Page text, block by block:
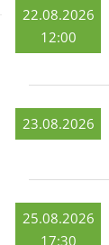
22.08.2026
12:00
23.08.2026
25.08.2026
17:30